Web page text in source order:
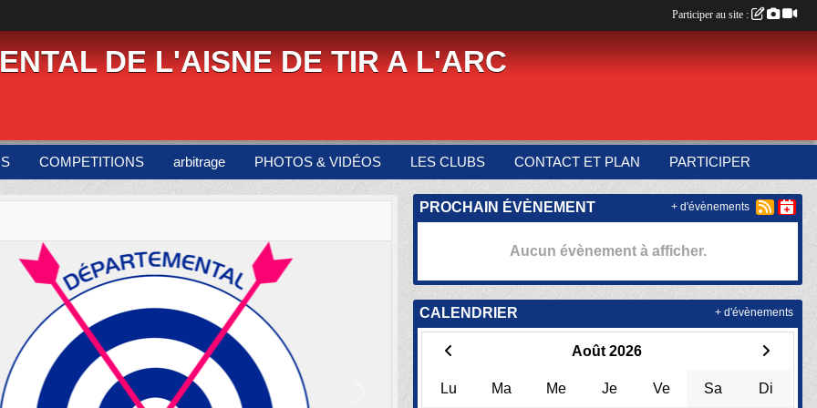
DE L'AISNE DE TIR A L'ARC
COMPETITIONS arbitrage PHOTOS & VIDÉOS LES CLUBS CONTACT ET PLAN PARTICIPER
PROCHAIN ÉVÈNEMENT
Aucun évènement à afficher.
+ d'évènements
CALENDRIER
Août 2026
Lu Ma Me Je Ve Sa Di
+ d'évènements
Participer au site :